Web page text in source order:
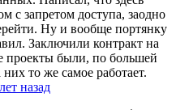
с запретом доступа, заодно
Ну и вообще портянку
Заключили контракт на
проекты были, по большей
то же самое работает.
назад